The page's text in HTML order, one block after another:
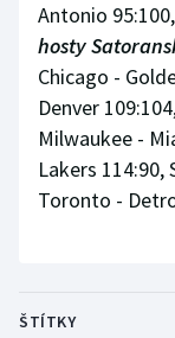
Antonio
hosty
Chicago -
Denver
Milwaukee -
Lakers
Toronto -
ŠTÍTKY